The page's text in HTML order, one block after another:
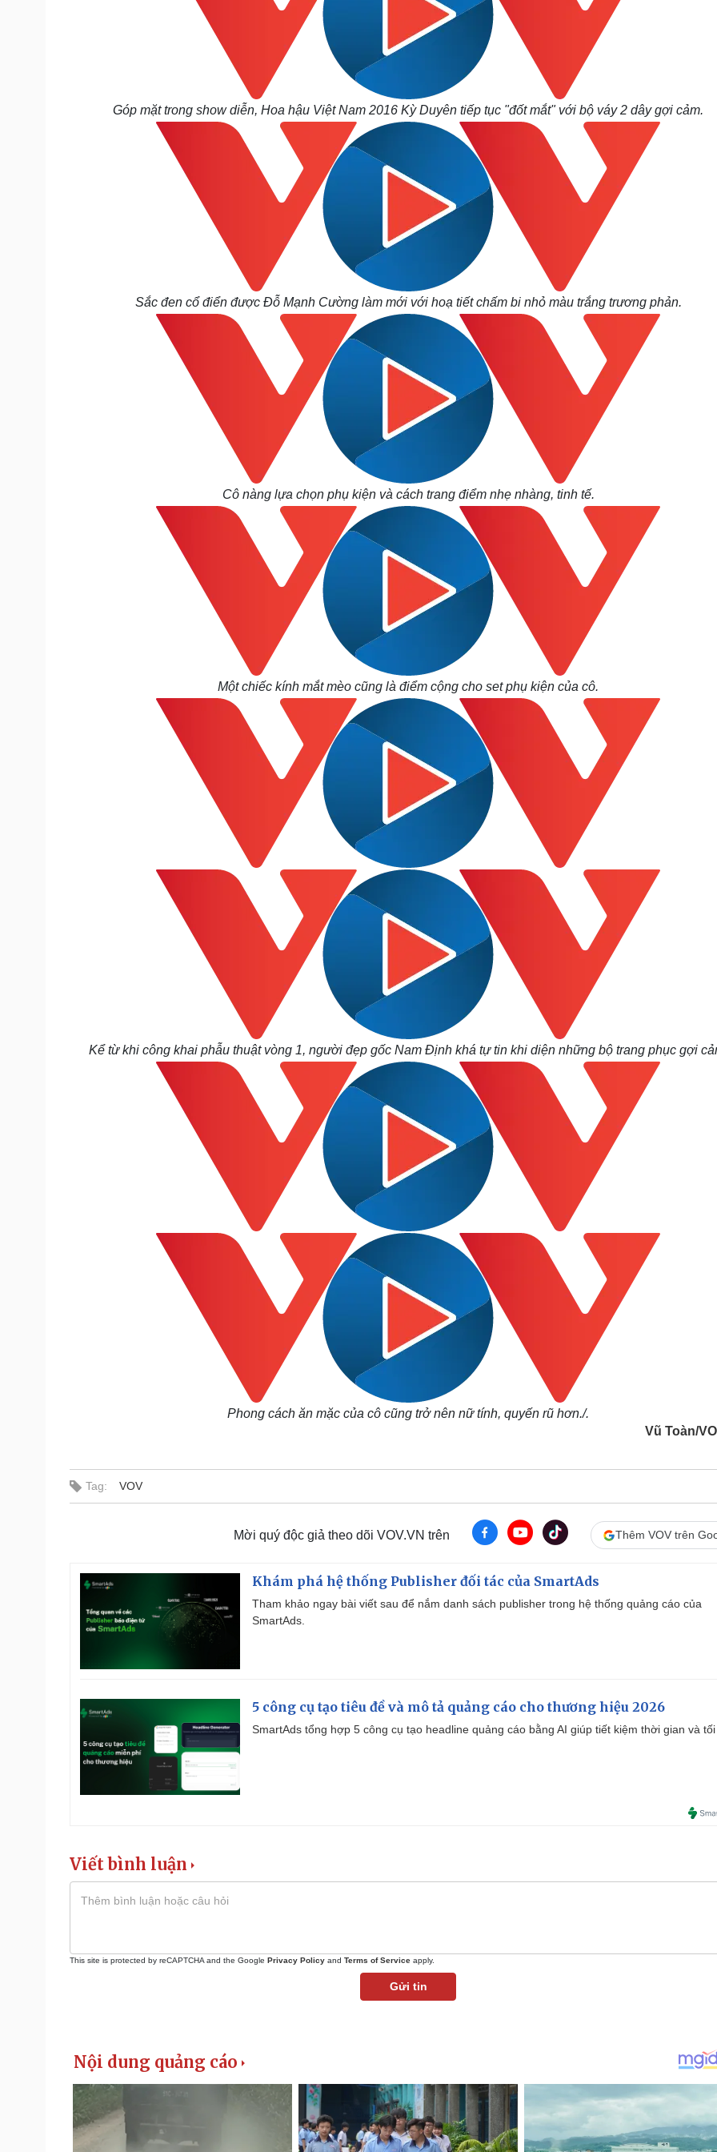
Góp mặt trong show diễn, Hoa hậu Việt Nam 2016 Kỳ Duyên tiếp tục "đốt mắt" với bộ váy 2 dây gợi cảm.
Sắc đen cổ điển được Đỗ Mạnh Cường làm mới với hoạ tiết chấm bi nhỏ màu trắng trương phản.
Cô nàng lựa chọn phụ kiện và cách trang điểm nhẹ nhàng, tinh tế.
Một chiếc kính mắt mèo cũng là điểm cộng cho set phụ kiện của cô.
Kể từ khi công khai phẫu thuật vòng 1, người đẹp gốc Nam Định khá tự tin khi diện những bộ trang phục gợi
Phong cách ăn mặc của cô cũng trở nên nữ tính, quyến rũ hơn./.
Vũ Toàn/
Tag: VOV
Mời quý độc giả theo dõi VOV.VN trên Thêm VOV trên
Khám phá hệ thống Publisher đối tác của SmartAds
Tham khảo ngay bài viết sau để nắm danh sách publisher trong hệ thống quảng cáo của
SmartAds.
5 công cụ tạo tiêu đề và mô tả quảng cáo cho thương hiệu 2026
SmartAds tổng hợp 5 công cụ tạo headline quảng cáo bằng AI giúp tiết kiệm thời gian và tối
Viết bình luận
This site is protected by reCAPTCHA and the Google Privacy Policy and Terms of Service apply.
Gửi tin